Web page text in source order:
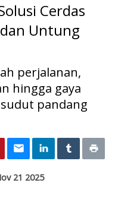
Cerdas
Untung
perjalanan,
hingga gaya
pandang
21 2025